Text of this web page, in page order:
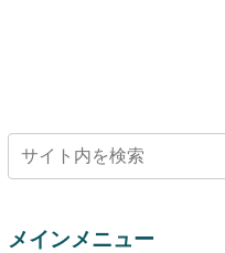
メインメニュー